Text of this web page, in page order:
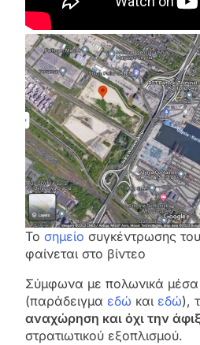
Το σημείο συγκέντρωσης
φαίνεται στο βίντεο
Σύμφωνα με πολωνικά
(παράδειγμα εδώ και εδώ),
αναχώρηση και όχι την
στρατιωτικού εξοπλισμού.